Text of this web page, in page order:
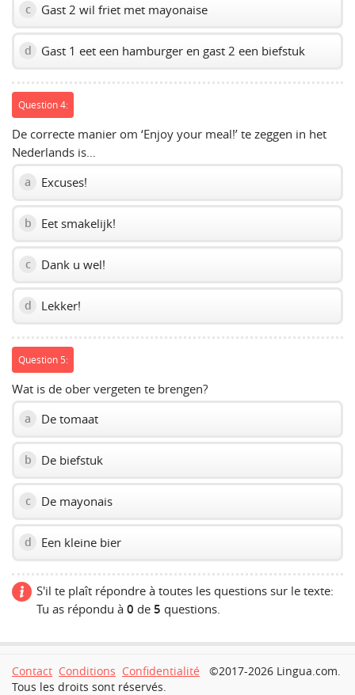
c Gast 2 wil friet met mayonaise
d Gast 1 eet een hamburger en gast 2 een biefstuk
Question 4:
De correcte manier om ‘Enjoy your meal!’ te zeggen in het
Nederlands is…
a Excuses!
b Eet smakelijk!
c Dank u wel!
d Lekker!
Question 5:
Wat is de ober vergeten te brengen?
a De tomaat
b De biefstuk
c De mayonais
d Een kleine bier
S'il te plaît répondre à toutes les questions sur le texte:
Tu as répondu à 0 de 5 questions.
Contact Conditions Confidentialité
©2017-2026 Lingua.com.
Tous les droits sont réservés.